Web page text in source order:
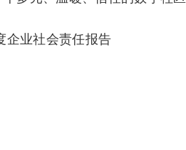
企业社会责任报告